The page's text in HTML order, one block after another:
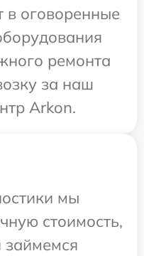
в оговоренные
ремонта
за наш
Arkon.
мы
стоимость,
займемся